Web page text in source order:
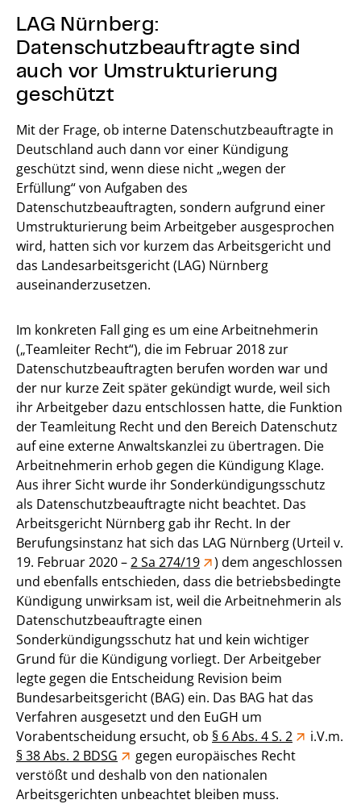
LAG Nürnberg:
Datenschutzbeauftragte sind
auch vor Umstrukturierung
geschützt
Mit der Frage, ob interne Datenschutzbeauftragte in
Deutschland auch dann vor einer Kündigung
geschützt sind, wenn diese nicht „wegen der
Erfüllung“ von Aufgaben des
Datenschutzbeauftragten, sondern aufgrund einer
Umstrukturierung beim Arbeitgeber ausgesprochen
wird, hatten sich vor kurzem das Arbeitsgericht und
das Landesarbeitsgericht (LAG) Nürnberg
auseinanderzusetzen.
Im konkreten Fall ging es um eine Arbeitnehmerin
(„Teamleiter Recht“), die im Februar 2018 zur
Datenschutzbeauftragten berufen worden war und
der nur kurze Zeit später gekündigt wurde, weil sich
ihr Arbeitgeber dazu entschlossen hatte, die Funktion
der Teamleitung Recht und den Bereich Datenschutz
auf eine externe Anwaltskanzlei zu übertragen. Die
Arbeitnehmerin erhob gegen die Kündigung Klage.
Aus ihrer Sicht wurde ihr Sonderkündigungsschutz
als Datenschutzbeauftragte nicht beachtet. Das
Arbeitsgericht Nürnberg gab ihr Recht. In der
Berufungsinstanz hat sich das LAG Nürnberg (Urteil v.
19. Februar 2020 –2 Sa 274/19
) dem angeschlossen
und ebenfalls entschieden, dass die betriebsbedingte
Kündigung unwirksam ist, weil die Arbeitnehmerin als
Datenschutzbeauftragte einen
Sonderkündigungsschutz hat und kein wichtiger
Grund für die Kündigung vorliegt. Der Arbeitgeber
legte gegen die Entscheidung Revision beim
Bundesarbeitsgericht (BAG) ein. Das BAG hat das
Verfahren ausgesetzt und den EuGH um
Vorabentscheidung ersucht, ob § 6 Abs. 4 S. 2
i.V.m.
§ 38 Abs. 2 BDSG
gegen europäisches Recht
verstößt und deshalb von den nationalen
Arbeitsgerichten unbeachtet bleiben muss.